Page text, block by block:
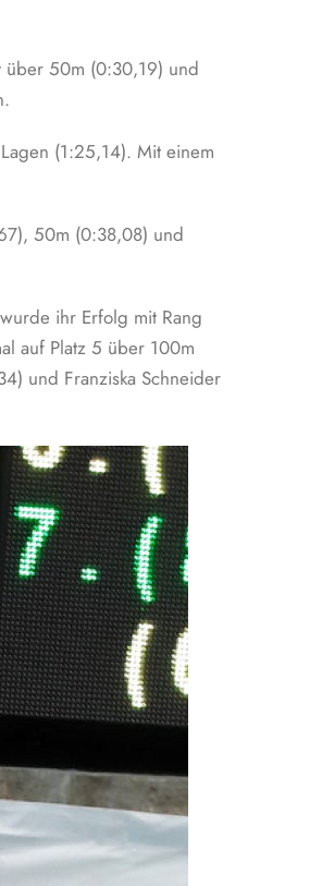
über 50m (0:30,19) und
(1:25,14). Mit einem
50m (0:38,08) und
ihr Erfolg mit Rang
auf Platz 5 über 100m
und Franziska Schneider